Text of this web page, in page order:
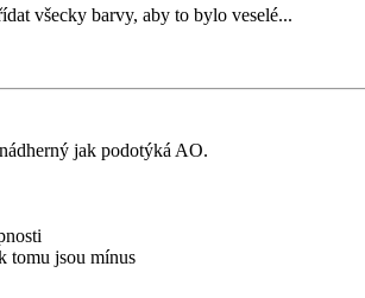
všecky barvy, aby to bylo veselé...
jak podotýká AO.
tomu jsou mínus